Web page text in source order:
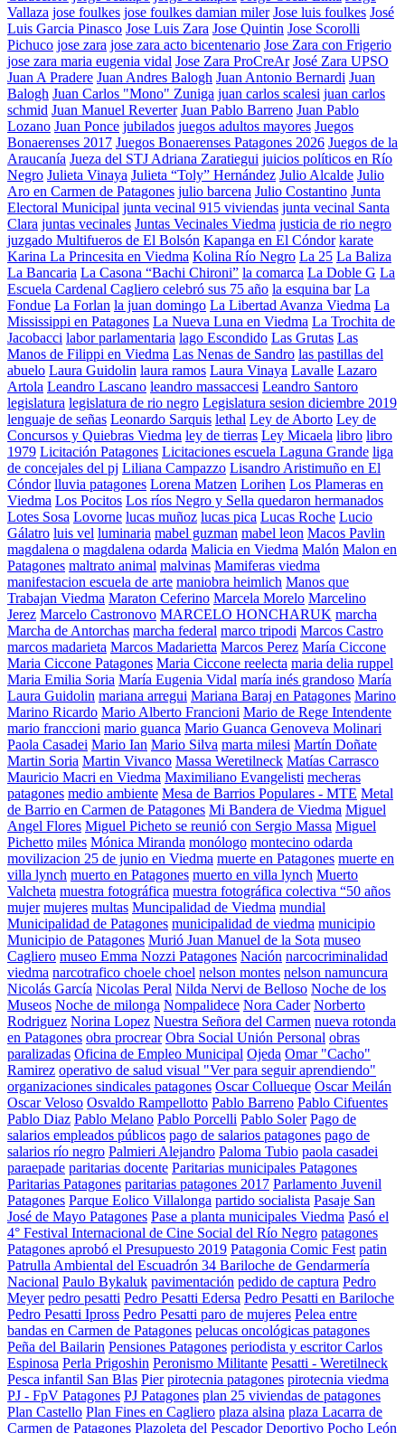
Vallaza jose foulkes jose foulkes damian miler Jose luis foulkes José
Luis Garcia Pinasco Jose Luis Zara Jose Quintin Jose Scorolli
Pichuco jose zara jose zara acto bicentenario Jose Zara con Frigerio
jose zara maria eugenia vidal Jose Zara ProCreAr José Zara UPSO
Juan A Pradere Juan Andres Balogh Juan Antonio Bernardi Juan
Balogh Juan Carlos "Mono" Zuniga juan carlos scalesi juan carlos
schmid Juan Manuel Reverter Juan Pablo Barreno Juan Pablo
Lozano Juan Ponce jubilados juegos adultos mayores Juegos
Bonaerenses 2017 Juegos Bonaerenses Patagones 2026 Juegos de la
Araucanía Jueza del STJ Adriana Zaratiegui juicios políticos en Río
Negro Julieta Vinaya Julieta “Toly” Hernández Julio Alcalde Julio
Aro en Carmen de Patagones julio barcena Julio Costantino Junta
Electoral Municipal junta vecinal 915 viviendas junta vecinal Santa
Clara juntas vecinales Juntas Vecinales Viedma justicia de rio negro
juzgado Multifueros de El Bolsón Kapanga en El Cóndor karate
Karina La Princesita en Viedma Kolina Río Negro La 25 La Baliza
La Bancaria La Casona “Bachi Chironi” la comarca La Doble G La
Escuela Cardenal Cagliero celebró sus 75 año la esquina bar La
Fondue La Forlan la juan domingo La Libertad Avanza Viedma La
Mississippi en Patagones La Nueva Luna en Viedma La Trochita de
Jacobacci labor parlamentaria lago Escondido Las Grutas Las
Manos de Filippi en Viedma Las Nenas de Sandro las pastillas del
abuelo Laura Guidolin laura ramos Laura Vinaya Lavalle Lazaro
Artola Leandro Lascano leandro massaccesi Leandro Santoro
legislatura legislatura de rio negro Legislatura sesion diciembre 2019
lenguaje de señas Leonardo Sarquis lethal Ley de Aborto Ley de
Concursos y Quiebras Viedma ley de tierras Ley Micaela libro libro
1979 Licitación Patagones Licitaciones escuela Laguna Grande liga
de concejales del pj Liliana Campazzo Lisandro Aristimuño en El
Cóndor lluvia patagones Lorena Matzen Lorihen Los Plameras en
Viedma Los Pocitos Los ríos Negro y Sella quedaron hermanados
Lotes Sosa Lovorne lucas muñoz lucas pica Lucas Roche Lucio
Gálatro luis vel luminaria mabel guzman mabel leon Macos Pavlin
magdalena o magdalena odarda Malicia en Viedma Malón Malon en
Patagones maltrato animal malvinas Mamiferas viedma
manifestacion escuela de arte maniobra heimlich Manos que
Trabajan Viedma Maraton Ceferino Marcela Morelo Marcelino
Jerez Marcelo Castronovo MARCELO HONCHARUK marcha
Marcha de Antorchas marcha federal marco tripodi Marcos Castro
marcos madarieta Marcos Madarietta Marcos Perez María Ciccone
Maria Ciccone Patagones Maria Ciccone reelecta maria delia ruppel
Maria Emilia Soria María Eugenia Vidal maría inés grandoso María
Laura Guidolin mariana arregui Mariana Baraj en Patagones Marino
Marino Ricardo Mario Alberto Francioni Mario de Rege Intendente
mario franccioni mario guanca Mario Guanca Genoveva Molinari
Paola Casadei Mario Ian Mario Silva marta milesi Martín Doñate
Martin Soria Martin Vivanco Massa Weretilneck Matías Carrasco
Mauricio Macri en Viedma Maximiliano Evangelisti mecheras
patagones medio ambiente Mesa de Barrios Populares - MTE Metal
de Barrio en Carmen de Patagones Mi Bandera de Viedma Miguel
Angel Flores Miguel Picheto se reunió con Sergio Massa Miguel
Pichetto miles Mónica Miranda monólogo montecino odarda
movilizacion 25 de junio en Viedma muerte en Patagones muerte en
villa lynch muerto en Patagones muerto en villa lynch Muerto
Valcheta muestra fotográfica muestra fotográfica colectiva “50 años
mujer mujeres multas Muncipalidad de Viedma mundial
Municipalidad de Patagones municipalidad de viedma municipio
Municipio de Patagones Murió Juan Manuel de la Sota museo
Cagliero museo Emma Nozzi Patagones Nación narcocriminalidad
viedma narcotrafico choele choel nelson montes nelson namuncura
Nicolás García Nicolas Peral Nilda Nervi de Belloso Noche de los
Museos Noche de milonga Nompalidece Nora Cader Norberto
Rodriguez Norina Lopez Nuestra Señora del Carmen nueva rotonda
en Patagones obra procrear Obra Social Unión Personal obras
paralizadas Oficina de Empleo Municipal Ojeda Omar "Cacho"
Ramirez operativo de salud visual "Ver para seguir aprendiendo"
organizaciones sindicales patagones Oscar Collueque Oscar Meilán
Oscar Veloso Osvaldo Rampellotto Pablo Barreno Pablo Cifuentes
Pablo Diaz Pablo Melano Pablo Porcelli Pablo Soler Pago de
salarios empleados públicos pago de salarios patagones pago de
salarios río negro Palmieri Alejandro Paloma Tubio paola casadei
paraepade paritarias docente Paritarias municipales Patagones
Paritarias Patagones paritarias patagones 2017 Parlamento Juvenil
Patagones Parque Eolico Villalonga partido socialista Pasaje San
José de Mayo Patagones Pase a planta municipales Viedma Pasó el
4° Festival Internacional de Cine Social del Río Negro patagones
Patagones aprobó el Presupuesto 2019 Patagonia Comic Fest patin
Patrulla Ambiental del Escuadrón 34 Bariloche de Gendarmería
Nacional Paulo Bykaluk pavimentación pedido de captura Pedro
Meyer pedro pesatti Pedro Pesatti Edersa Pedro Pesatti en Bariloche
Pedro Pesatti Ipross Pedro Pesatti paro de mujeres Pelea entre
bandas en Carmen de Patagones pelucas oncológicas patagones
Peña del Bailarin Pensiones Patagones periodista y escritor Carlos
Espinosa Perla Prigoshin Peronismo Militante Pesatti - Weretilneck
Pesca infantil San Blas Pier pirotecnia patagones pirotecnia viedma
PJ - FpV Patagones PJ Patagones plan 25 viviendas de patagones
Plan Castello Plan Fines en Cagliero plaza alsina plaza Lacarra de
Carmen de Patagones Plazoleta del Pescador Deportivo Pocho León